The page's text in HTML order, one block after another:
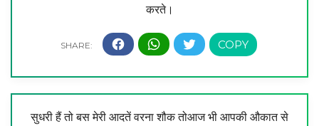
करते।
सुधरी हैं तो बस मेरी आदतें वरना शौक तोआज भी आपकी औकात से